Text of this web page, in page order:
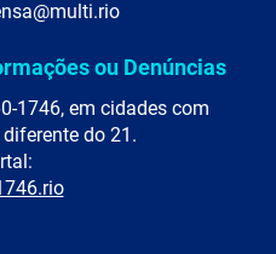
ou Denúncias
1746, em cidades com
do 21.